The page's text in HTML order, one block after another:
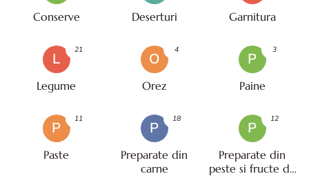
Conserve Deserturi Garnitura
L
Legume
21
O
Orez
4
P
Paine
3
P
Paste
11
P
Preparate din
carne
18
P
Preparate din
peste si fructe de
12